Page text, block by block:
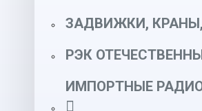
ЗАДВИЖКИ,
РЭК
ИМПОРТНЫЕ